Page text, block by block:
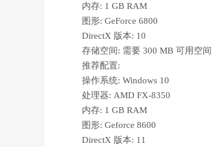
内存: 1 GB RAM
图形: GeForce 6800
DirectX 版本: 10
存储空间: 需要 300 MB 可用空间
推荐配置:
操作系统: Windows 10
处理器: AMD FX-8350
内存: 1 GB RAM
图形: Geforce 8600
DirectX 版本: 11